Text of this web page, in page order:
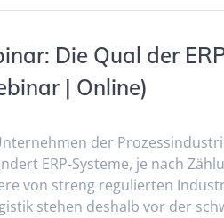
Die Qual der
| Online)
der
ERP-Systeme, je nach
von streng regulierten
stehen deshalb vor der